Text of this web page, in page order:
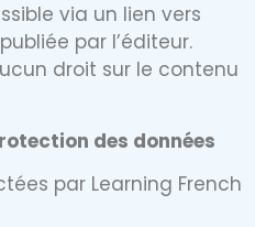
via un lien vers
par l’éditeur.
droit sur le contenu
des données
par Learning French